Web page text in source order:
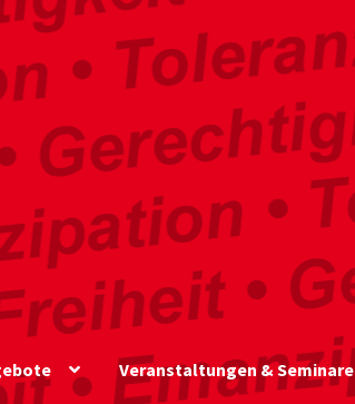
Veranstaltungen & Seminare